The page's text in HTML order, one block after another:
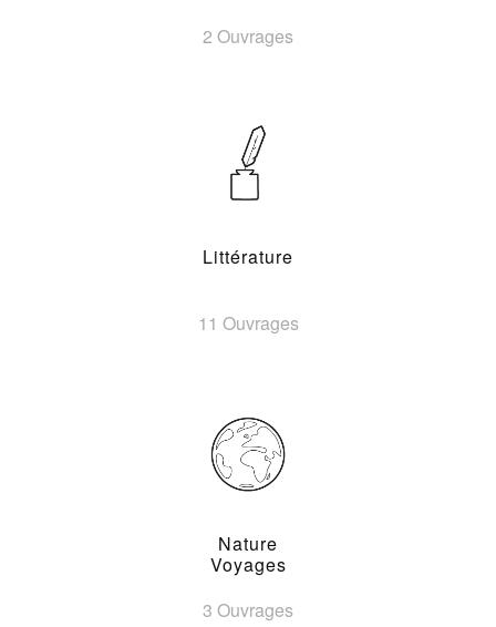
2 Ouvrages
Littérature
11 Ouvrages
Nature
Voyages
3 Ouvrages